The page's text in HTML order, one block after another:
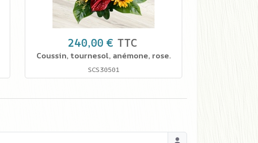
240,00 € TTC
Coussin, tournesol, anémone, rose.
SCS30501